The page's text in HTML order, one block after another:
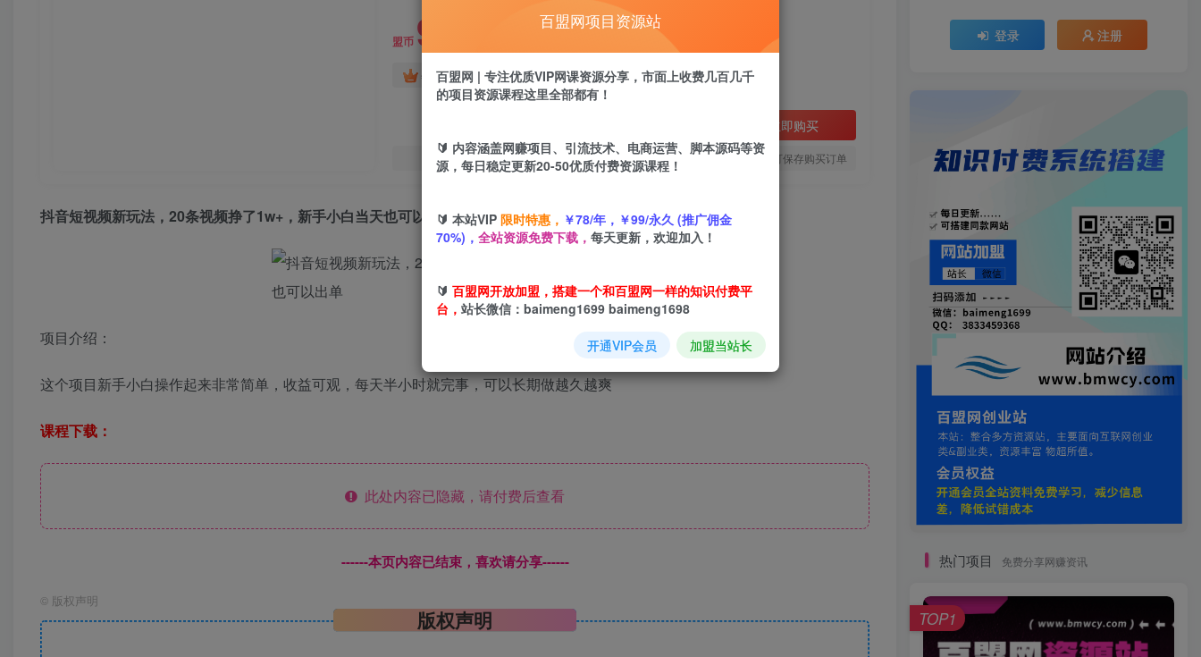
盟币 9.9
年卡会员免费 永久会员免费
立即购买
您当前未登录！建议登陆后购买，可保存购买订单
抖音短视频新玩法，20条视频挣了1w+，新手小白当天也可以出单
项目介绍：
这个项目新手小白操作起来非常简单，收益可观，每天半小时就完事，可以长期做越久越爽
课程下载：
此处内容已隐藏，请付费后查看
------本页内容已结束，喜欢请分享------
© 版权声明
版权声明
登录 注册
热门项目 免费分享网赚资讯
TOP1
百盟网项目资源站
百盟网 | 专注优质VIP网课资源分享，市面上收费几百几千
的项目资源课程这里全部都有！
🔰 内容涵盖网赚项目、引流技术、电商运营、脚本源码等资
源，每日稳定更新20-50优质付费资源课程！
🔰 本站VIP 限时特惠， ￥78/年，￥99/永久 (推广佣金
70%)， 全站资源免费下载， 每天更新，欢迎加入！
🔰 百盟网开放加盟，搭建一个和百盟网一样的知识付费平
台， 站长微信：baimeng1699 baimeng1698
开通VIP会员 加盟当站长